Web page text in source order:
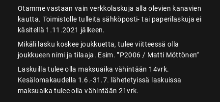
Otamme vastaan vain verkkolaskuja alla olevien kanavien
kautta. Toimistolle tulleita sähköposti- tai paperilaskuja ei
käsitellä 1.11.2021 jälkeen.
Mikäli lasku koskee joukkuetta, tulee viitteessä olla
joukkueen nimi ja tilaaja. Esim. ”P2006 / Matti Möttönen”
Laskuilla tulee olla maksuaika vähintään 14vrk.
Kesälomakaudella 1.6.-31.7. lähetetyissä laskuissa
maksuaika tulee olla vähintään 21vrk.